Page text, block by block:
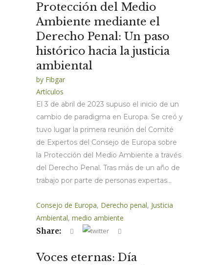
Protección del Medio
Ambiente mediante el
Derecho Penal: Un paso
histórico hacia la justicia
ambiental
by Fibgar
Artículos
El 3 de abril de 2023 supuso el inicio de un
cambio de paradigma en Europa. Se creó y
tuvo lugar la primera reunión del Comité
de Expertos del Consejo de Europa sobre
la Protección del Medio Ambiente a través
del Derecho Penal. Tras más de un año de
trabajo por parte de personas expertas...
Consejo de Europa, Derecho penal, Justicia
Ambiental, medio ambiente
Share:
Voces eternas: Día